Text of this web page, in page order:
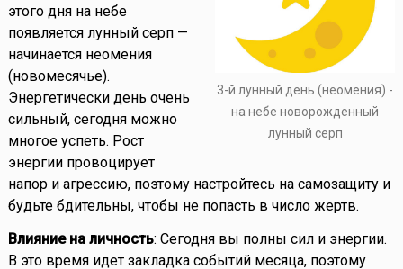
3-й лунный день (неомения) -
на небе новорожденный
лунный серп
этого дня на небе
появляется лунный серп —
начинается неомения
(новомесячье).
Энергетически день очень
сильный, сегодня можно
многое успеть. Рост
энергии провоцирует
напор и агрессию, поэтому настройтесь на самозащиту и
будьте бдительны, чтобы не попасть в число жертв.
Влияние на личность: Сегодня вы полны сил и энергии.
В это время идет закладка событий месяца, поэтому